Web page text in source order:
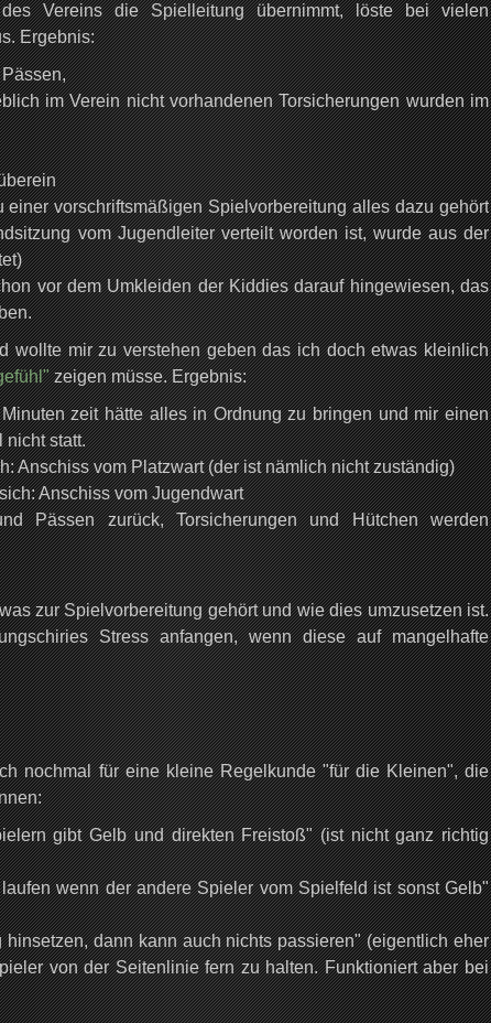
Vereins die Spielleitung übernimmt, löste bei vielen
Ergebnis:
im Verein nicht vorhandenen Torsicherungen wurden im
vorschriftsmäßigen Spielvorbereitung alles dazu gehört
vom Jugendleiter verteilt worden ist, wurde aus der
vor dem Umkleiden der Kiddies darauf hingewiesen, das
wollte mir zu verstehen geben das ich doch etwas kleinlich
zeigen müsse. Ergebnis:
zeit hätte alles in Ordnung zu bringen und mir einen
nicht statt.
Anschiss vom Platzwart (der ist nämlich nicht zuständig)
Anschiss vom Jugendwart
Pässen zurück, Torsicherungen und Hütchen werden
zur Spielvorbereitung gehört und wie dies umzusetzen ist.
Stress anfangen, wenn diese auf mangelhafte
nochmal für eine kleine Regelkunde "für die Kleinen", die
gibt Gelb und direkten Freistoß" (ist nicht ganz richtig
wenn der andere Spieler vom Spielfeld ist sonst Gelb"
dann kann auch nichts passieren" (eigentlich eher
von der Seitenlinie fern zu halten. Funktioniert aber bei